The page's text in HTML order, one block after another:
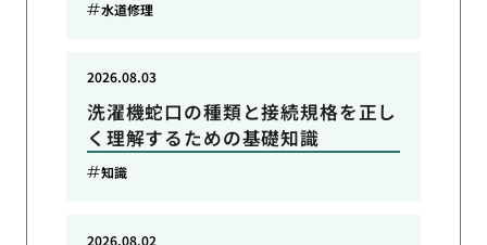
水道修理
洗濯機蛇口の種類と接続規格を正し
く理解するための基礎知識
2026.08.03
知識
2026.08.02